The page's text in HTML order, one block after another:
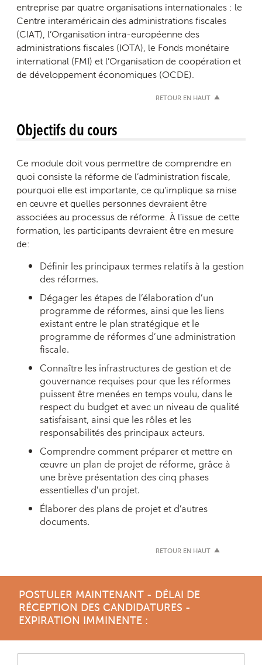
entreprise par quatre organisations internationales : le
Centre interaméricain des administrations fiscales
(CIAT), l’Organisation intra-européenne des
administrations fiscales (IOTA), le Fonds monétaire
international (FMI) et l’Organisation de coopération et
de développement économiques (OCDE).
RETOUR EN HAUT
Objectifs du cours
Ce module doit vous permettre de comprendre en
quoi consiste la réforme de l’administration fiscale,
pourquoi elle est importante, ce qu’implique sa mise
en œuvre et quelles personnes devraient être
associées au processus de réforme. À l’issue de cette
formation, les participants devraient être en mesure
de:
Définir les principaux termes relatifs à la gestion
des réformes.
Dégager les étapes de l’élaboration d’un
programme de réformes, ainsi que les liens
existant entre le plan stratégique et le
programme de réformes d’une administration
fiscale.
Connaître les infrastructures de gestion et de
gouvernance requises pour que les réformes
puissent être menées en temps voulu, dans le
respect du budget et avec un niveau de qualité
satisfaisant, ainsi que les rôles et les
responsabilités des principaux acteurs.
Comprendre comment préparer et mettre en
œuvre un plan de projet de réforme, grâce à
une brève présentation des cinq phases
essentielles d’un projet.
Élaborer des plans de projet et d’autres
documents.
RETOUR EN HAUT
POSTULER MAINTENANT - DÉLAI DE
RÉCEPTION DES CANDIDATURES -
EXPIRATION IMMINENTE :